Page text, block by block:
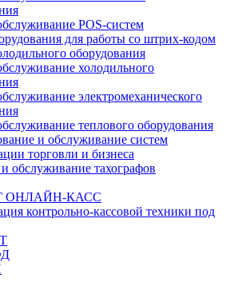
POS-систем
для работы со штрих-кодом
оборудования
холодильного
электромеханического
теплового оборудования
и обслуживание систем
торговли и бизнеса
обслуживание тахографов
ОНЛАЙН-КАСС
контрольно-кассовой техники под